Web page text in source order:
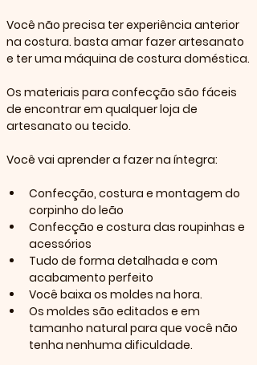
Você não precisa ter experiência anterior
na costura. basta amar fazer artesanato
e ter uma máquina de costura doméstica.
Os materiais para confecção são fáceis
de encontrar em qualquer loja de
artesanato ou tecido.
Você vai aprender a fazer na íntegra:
Confecção, costura e montagem do
corpinho do leão
Confecção e costura das roupinhas e
acessórios
Tudo de forma detalhada e com
acabamento perfeito
Você baixa os moldes na hora.
Os moldes são editados e em
tamanho natural para que você não
tenha nenhuma dificuldade.